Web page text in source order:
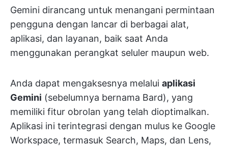
Gemini dirancang untuk menangani permintaan
pengguna dengan lancar di berbagai alat,
aplikasi, dan layanan, baik saat Anda
menggunakan perangkat seluler maupun web.
Anda dapat mengaksesnya melalui aplikasi
Gemini (sebelumnya bernama Bard), yang
memiliki fitur obrolan yang telah dioptimalkan.
Aplikasi ini terintegrasi dengan mulus ke Google
Workspace, termasuk Search, Maps, dan Lens,